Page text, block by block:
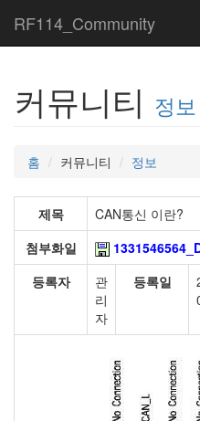
RF114_Community
커뮤니티 정보
홈 커뮤니티 정보
제목
CAN통신 이란?
첨부화일
등록자
관
리
자
등록일